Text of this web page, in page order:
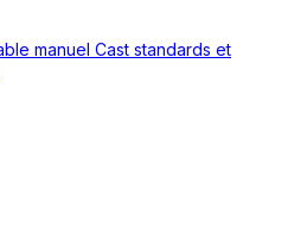
manuel Cast standards et